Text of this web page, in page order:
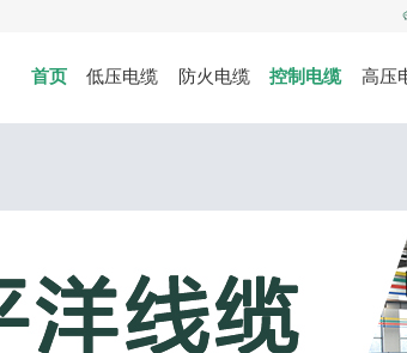
首页 低压电缆 防火电缆 控制电缆 高压